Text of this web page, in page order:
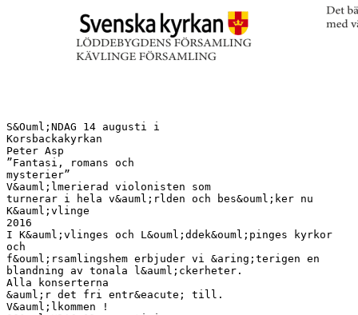
S&Ouml;NDAG 14 augusti i
Korsbackakyrkan
Peter Asp
”Fantasi, romans och
mysterier”
V&auml;lmerierad violonisten som
turnerar i hela v&auml;rlden och bes&ouml;ker nu
K&auml;vlinge
2016
I K&auml;vlinges och L&ouml;ddek&ouml;pinges kyrkor
och
f&ouml;rsamlingshem erbjuder vi &aring;terigen en
blandning av tonala l&auml;ckerheter.
Alla konserterna
&auml;r det fri entr&eacute; till.
V&auml;lkommen !